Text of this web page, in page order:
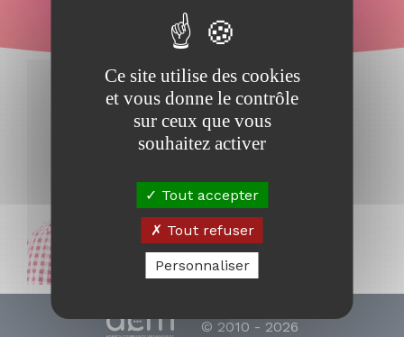
© 2010 - 2026
Ce site utilise des cookies
et vous donne le contrôle
sur ceux que vous
souhaitez activer
Tout accepter
Tout refuser
Personnaliser